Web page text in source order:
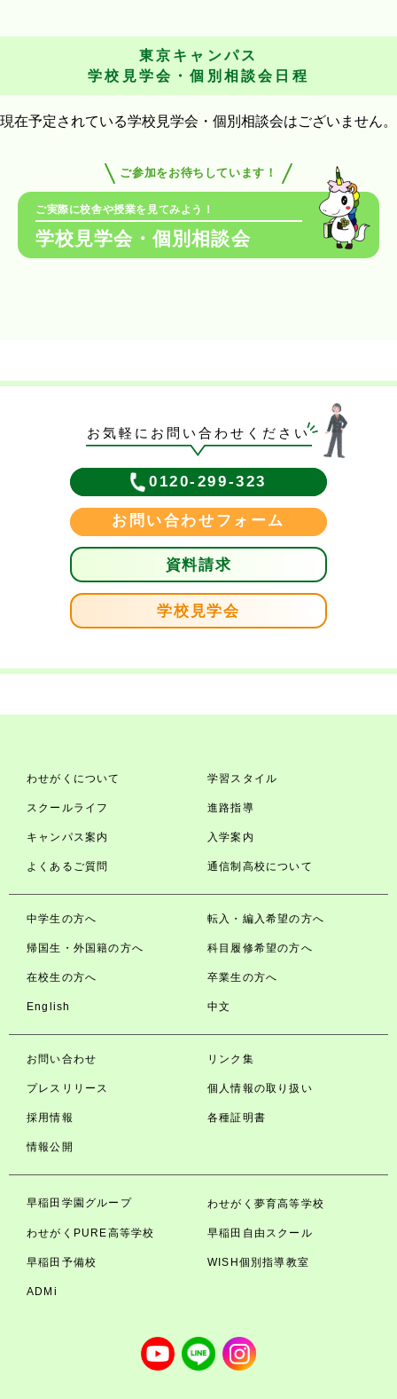
東京キャンパス
学校見学会・個別相談会日程
現在予定されている学校見学会・個別相談会はございません。
ご参加をお待ちしています！
ご実際に校舎や授業を見てみよう！
学校見学会・個別相談会
お気軽にお問い合わせください
0120-299-323
お問い合わせフォーム
資料請求
学校見学会
わせがくについて 学習スタイル
スクールライフ 進路指導
キャンパス案内 入学案内
よくあるご質問 通信制高校について
中学生の方へ 転入・編入希望の方へ
帰国生・外国籍の方へ 科目履修希望の方へ
在校生の方へ 卒業生の方へ
English 中文
お問い合わせ リンク集
プレスリリース 個人情報の取り扱い
採用情報 各種証明書
情報公開
早稲田学園グループ わせがく夢育高等学校
わせがくPURE高等学校 早稲田自由スクール
早稲田予備校 WISH個別指導教室
ADMi